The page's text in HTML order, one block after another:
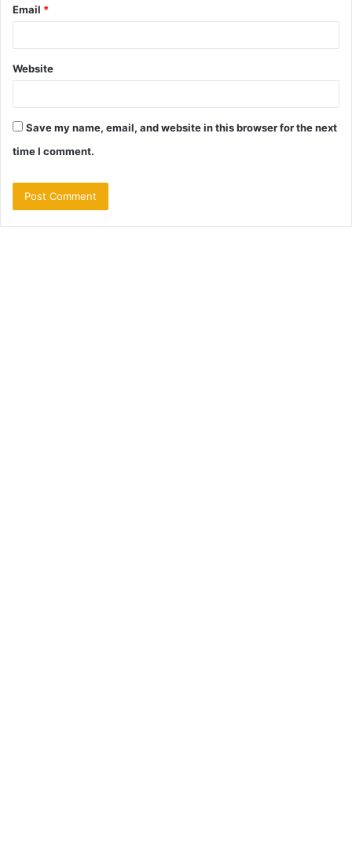
Email *
Website
Save my name, email, and website in this browser for the next
time I comment.